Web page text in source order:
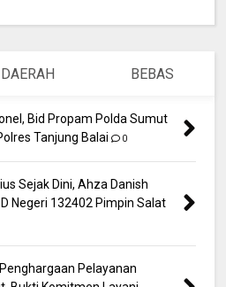
DAERAH BEBAS
Bid Propam Polda Sumut
Tanjung Balai
0
Sejak Dini, Ahza Danish
Negeri 132402 Pimpin Salat
Pelayanan